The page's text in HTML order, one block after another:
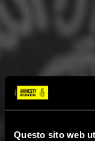
Questo sito web